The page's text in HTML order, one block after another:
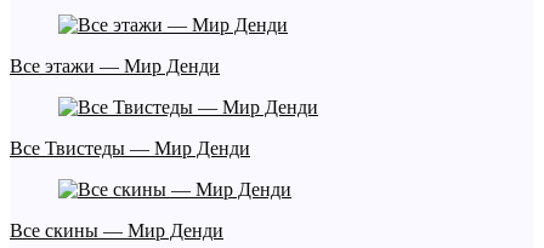
Все этажи — Мир Денди
Все Твистеды — Мир Денди
Все скины — Мир Денди